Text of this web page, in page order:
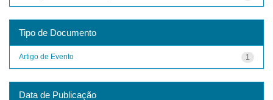
Tipo de Documento
1
Artigo de Evento
Data de Publicação